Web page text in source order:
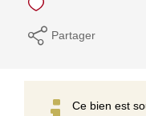
Partager
Ce bien est